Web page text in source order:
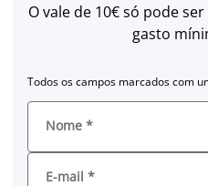
O vale de 10€ só pode
gasto
Todos os campos marcados com
Nome *
E-mail *